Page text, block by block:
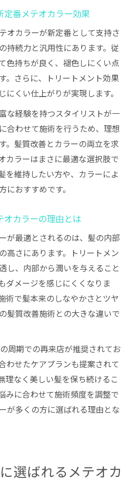
定番メテオカラー効果
オカラーが新定番として支持さ
持続力と汎用性にあります。従
色持ちが良く、褪色しにくい点
。さらに、トリートメント効果
にくい仕上がりが実現します。
な経験を持つスタイリストが一
合わせて施術を行うため、理想
。髪質改善とカラーの両立を求
カラーはまさに最適な選択肢で
を維持したい方や、カラーによ
におすすめです。
オカラーの理由とは
が最適とされるのは、髪の内部
高さにあります。トリートメン
し、内部から潤いを与えること
ダメージを感じにくくなりま
術で髪本来のしなやかさとツヤ
髪質改善施術との大きな違いで
周期での再来店が推奨されてお
わせたケアプランも提案されて
理なく美しい髪を保ち続けるこ
みに合わせて施術頻度を調整で
が多くの方に選ばれる理由とな
選ばれるメテオカ